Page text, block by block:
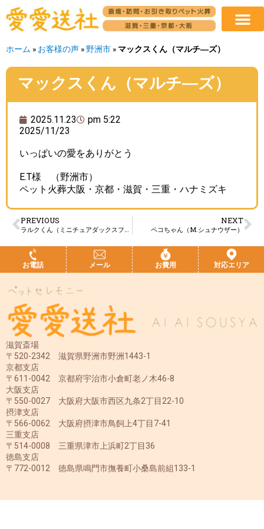
ホーム » お客様の声 »野洲市 » マックスくん（マルチ―ズ）
マックスくん（マルチ―ズ）
2025.11.23
pm 5:22
2025/11/23
いっぱいの愛をありがとう
E.T様 （野洲市）
ペット火葬大阪・京都・滋賀・三重・ハナミズキ
PREVIOUS
ラルクくん（ミニチュアダックスフンド）
NEXT
ペコちゃん（M.シュナウザー）
お電話 メール お費用 対応エリア
滋賀斎場
〒520-2342 滋賀県野洲市野洲1443-1
京都支店
〒611-0042 京都府宇治市小倉町老ノ木46-8
大阪支店
〒550-0027 大阪府大阪市西区九条2丁目22-10
摂津支店
〒566-0062 大阪府摂津市鳥飼上4丁目7-41
三重支店
〒514-0008 三重県津市上浜町2丁目36
徳島支店
〒772-0012 徳島県鳴門市撫養町小桑島前組133-1